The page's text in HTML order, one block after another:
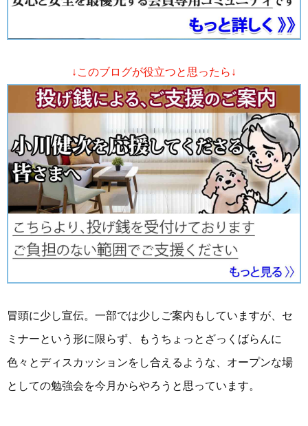
↓このブログが役立つと思ったら↓
冒頭に少し宣伝。一部では少しご案内もしていますが、セ
ミナーという形に限らず、もうちょっとざっくばらんに
色々とディスカッションをし合えるような、オープンな場
としての勉強会を今月からやろうと思っています。